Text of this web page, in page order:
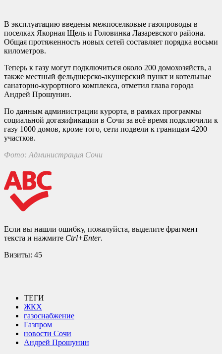
В эксплуатацию введены межпоселковые газопроводы в
поселках Якорная Щель и Головинка Лазаревского района.
Общая протяженность новых сетей составляет порядка восьми
километров.
Теперь к газу могут подключиться около 200 домохозяйств, а
также местный фельдшерско-акушерский пункт и котельные
санаторно-курортного комплекса, отметил глава города
Андрей Прошунин.
По данным администрации курорта, в рамках программы
социальной догазификации в Сочи за всё время подключили к
газу 1000 домов, кроме того, сети подвели к границам 4200
участков.
Фото: Администрация Сочи
Если вы нашли ошибку, пожалуйста, выделите фрагмент
текста и нажмите Ctrl+Enter.
Визиты: 45
ТЕГИ
ЖКХ
газоснабжение
Газпром
новости Сочи
Андрей Прошунин